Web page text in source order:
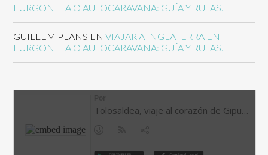
FURGONETA O AUTOCARAVANA: GUÍA Y RUTAS.
GUILLEM PLANS ENVIAJAR A INGLATERRA EN
FURGONETA O AUTOCARAVANA: GUÍA Y RUTAS.